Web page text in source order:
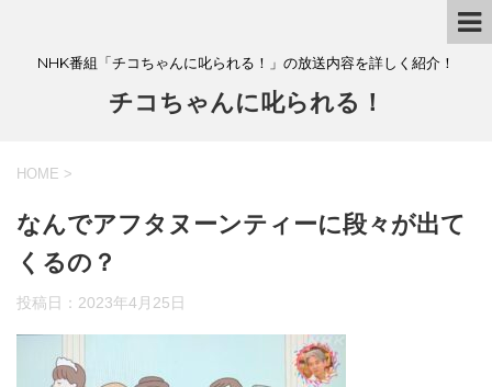
NHK番組「チコちゃんに叱られる！」の放送内容を詳しく紹介！
チコちゃんに叱られる！
HOME >
なんでアフタヌーンティーに段々が出て
くるの？
投稿日： 2023年4月25日